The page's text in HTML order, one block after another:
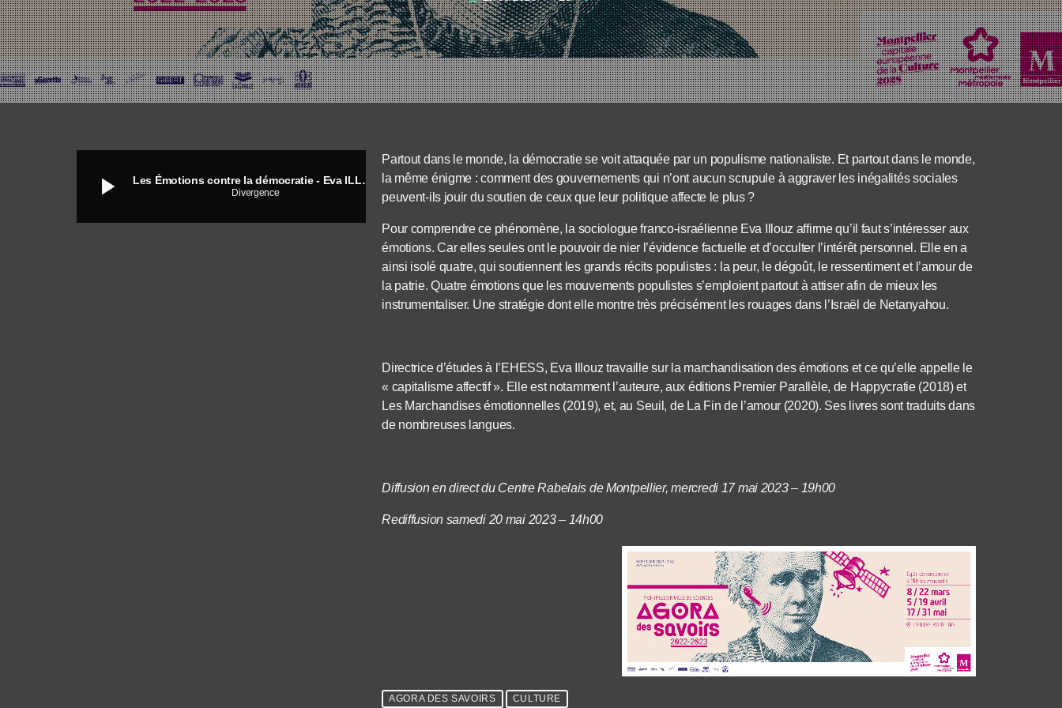
play_arrow Les Émotions contre la démocratie - Eva ILLOUZ
Divergence
Partout dans le monde, la démocratie se voit attaquée par un populisme nationaliste. Et partout dans le monde,
la même énigme : comment des gouvernements qui n’ont aucun scrupule à aggraver les inégalités sociales
peuvent-ils jouir du soutien de ceux que leur politique affecte le plus ?
Pour comprendre ce phénomène, la sociologue franco-israélienne Eva Illouz affirme qu’il faut s’intéresser aux
émotions. Car elles seules ont le pouvoir de nier l’évidence factuelle et d’occulter l’intérêt personnel. Elle en a
ainsi isolé quatre, qui soutiennent les grands récits populistes : la peur, le dégoût, le ressentiment et l’amour de
la patrie. Quatre émotions que les mouvements populistes s’emploient partout à attiser afin de mieux les
instrumentaliser. Une stratégie dont elle montre très précisément les rouages dans l’Israël de Netanyahou.
Directrice d’études à l’EHESS, Eva Illouz travaille sur la marchandisation des émotions et ce qu’elle appelle le
« capitalisme affectif ». Elle est notamment l’auteure, aux éditions Premier Parallèle, de Happycratie (2018) et
Les Marchandises émotionnelles (2019), et, au Seuil, de La Fin de l’amour (2020). Ses livres sont traduits dans
de nombreuses langues.
Diffusion en direct du Centre Rabelais de Montpellier, mercredi 17 mai 2023 – 19h00
Rediffusion samedi 20 mai 2023 – 14h00
AGORA DES SAVOIRS CULTURE